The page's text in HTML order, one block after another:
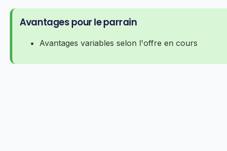
Avantages pour le parrain
Avantages variables selon l'offre en cours